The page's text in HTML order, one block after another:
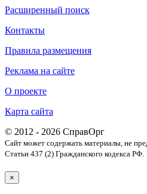
Расширенный поиск
Контакты
Правила размещения
Реклама на сайте
О проекте
Карта сайта
© 2012 - 2026 СправОрг
Сайт может содержать материалы, не
Статьи 437 (2) Гражданского кодекса РФ.
×